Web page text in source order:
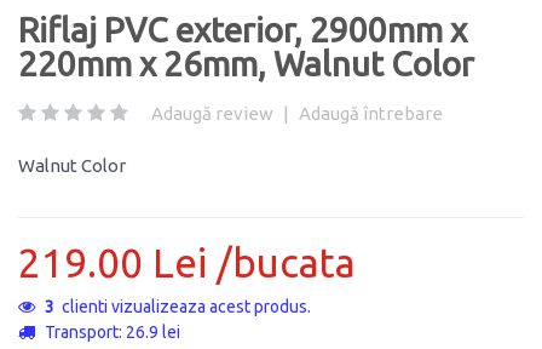
Riflaj PVC exterior, 2900mm x
220mm x 26mm, Walnut Color
Adaugă review | Adaugă întrebare
Walnut Color
219.00 Lei /bucata
3 clienti vizualizeaza acest produs.
Transport: 26.9 lei